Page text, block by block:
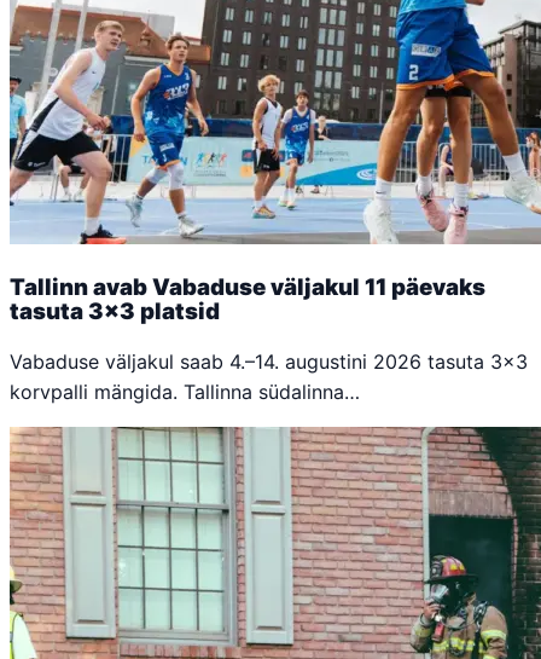
Tallinn avab Vabaduse väljakul 11 päevaks
tasuta 3x3 platsid
Vabaduse väljakul saab 4.–14. augustini 2026 tasuta 3x3
korvpalli mängida. Tallinna südalinna…